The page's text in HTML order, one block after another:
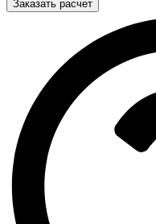
Заказать расчет